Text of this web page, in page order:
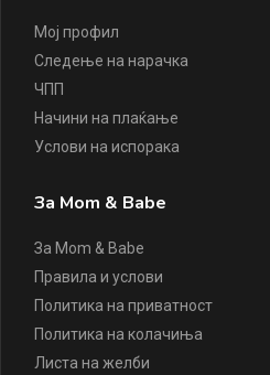
Мој профил
Следење на нарачка
ЧПП
Начини на плаќање
Услови на испорака
За Mom & Babe
За Mom & Babe
Правила и услови
Политика на приватност
Политика на колачиња
Листа на желби